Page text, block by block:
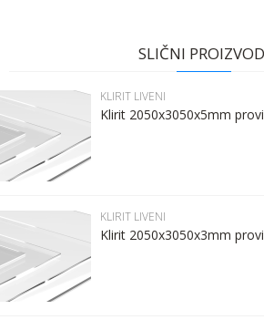
Email:
Komentar:
SLIČNI
KLIRIT LIVENI
Klirit 2050x3050x5mm
KLIRIT LIVENI
Klirit 2050x3050x3mm